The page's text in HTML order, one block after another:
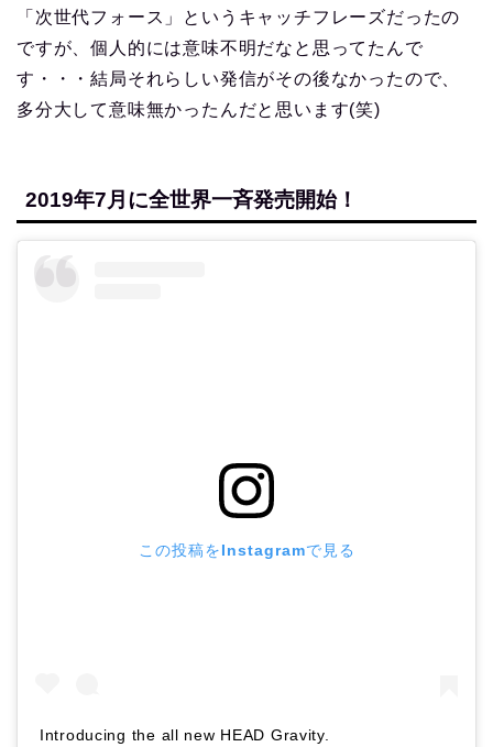
「次世代フォース」というキャッチフレーズだったの
ですが、個人的には意味不明だなと思ってたんで
す・・・結局それらしい発信がその後なかったので、
多分大して意味無かったんだと思います(笑)
2019年7月に全世界一斉発売開始！
この投稿をInstagramで見る
Introducing the all new HEAD Gravity.